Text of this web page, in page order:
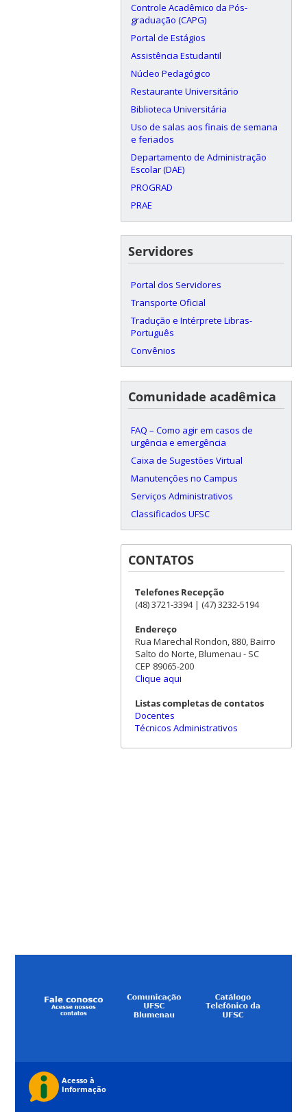
Controle Acadêmico da Pós-
graduação (CAPG)
Portal de Estágios
Assistência Estudantil
Núcleo Pedagógico
Restaurante Universitário
Biblioteca Universitária
Uso de salas aos finais de semana
e feriados
Departamento de Administração
Escolar (DAE)
PROGRAD
PRAE
Servidores
Portal dos Servidores
Transporte Oficial
Tradução e Intérprete Libras-
Português
Convênios
Comunidade acadêmica
FAQ – Como agir em casos de
urgência e emergência
Caixa de Sugestões Virtual
Manutenções no Campus
Serviços Administrativos
Classificados UFSC
CONTATOS
Telefones Recepção
(48) 3721-3394 | (47) 3232-5194
Endereço
Rua Marechal Rondon, 880, Bairro
Salto do Norte, Blumenau - SC
CEP 89065-200
Clique aqui
Listas completas de contatos
Docentes
Técnicos Administrativos